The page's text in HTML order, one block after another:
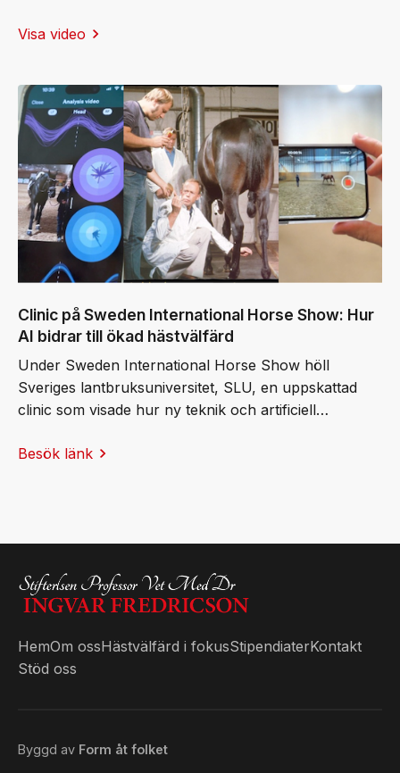
och bjöd publiken på fascinerande
samtalet. Det blev en dag som tydligt visade hur
forskning omsätts i konkreta förbättringar för
hästens välbefinnande och prestation.
Visa video
Clinic på Sweden International Horse Show: Hur
AI bidrar till ökad hästvälfärd
Under Sweden International Horse Show höll
Sveriges lantbruksuniversitet, SLU, en uppskattad
clinic som visade hur ny teknik och artificiell
hästar. Publiken fick ta del av banbrytande svensk
Besök länk
HemOm ossHästvälfärd i fokusStipendiaterKontakt
Stöd oss
Byggd av Form åt folket